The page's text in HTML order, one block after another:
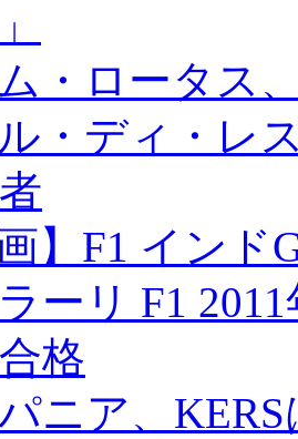
・ロータス
ル・ディ・レ
】F1 イン
ーリ F1
格
ニア、